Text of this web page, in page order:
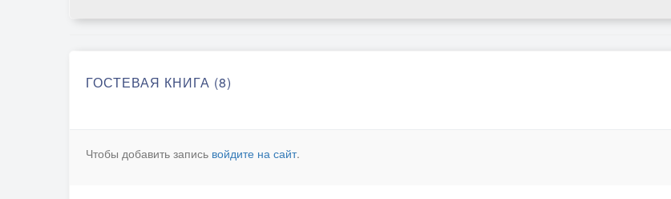
ГОСТЕВАЯ КНИГА (8)
Чтобы добавить запись войдите на сайт.